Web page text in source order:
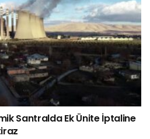
Santralda Ek Ünite İptaline